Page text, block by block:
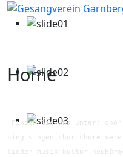
Home
Finden Sie uns unter: chor
sing singen chor chöre
lieder musik kultur